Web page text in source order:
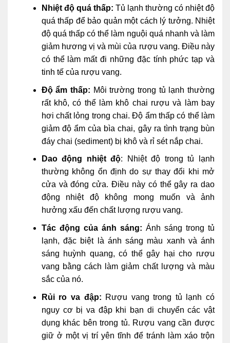
Nhiệt độ quá thấp: Tủ lạnh thường có nhiệt độ
quá thấp để bảo quản một cách lý tưởng. Nhiệt
độ quá thấp có thể làm nguội quá nhanh và làm
giảm hương vị và mùi của rượu vang. Điều này
có thể làm mất đi những đặc tính phức tạp và
tinh tế của rượu vang.
Độ ẩm thấp: Môi trường trong tủ lạnh thường
rất khô, có thể làm khô chai rượu và làm bay
hơi chất lỏng trong chai. Độ ẩm thấp có thể làm
giảm độ ẩm của bìa chai, gây ra tình trạng bùn
đáy chai (sediment) bị khô và rỉ sét nắp chai.
Dao động nhiệt độ: Nhiệt độ trong tủ lạnh
thường không ổn định do sự thay đổi khi mở
cửa và đóng cửa. Điều này có thể gây ra dao
động nhiệt độ không mong muốn và ảnh
hưởng xấu đến chất lượng rượu vang.
Tác động của ánh sáng: Ánh sáng trong tủ
lạnh, đặc biệt là ánh sáng màu xanh và ánh
sáng huỳnh quang, có thể gây hại cho rượu
vang bằng cách làm giảm chất lượng và màu
sắc của nó.
Rủi ro va đập: Rượu vang trong tủ lạnh có
nguy cơ bị va đập khi bạn di chuyển các vật
dụng khác bên trong tủ. Rượu vang cần được
giữ ở một vị trí yên tĩnh để tránh làm xáo trộn